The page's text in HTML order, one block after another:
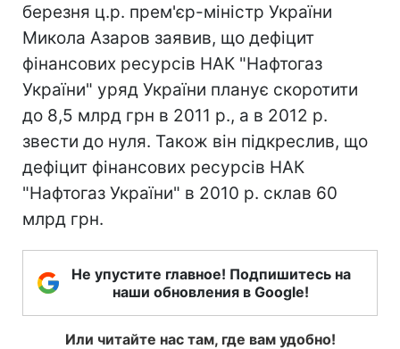
березня ц.р. прем'єр-міністр України
Микола Азаров заявив, що дефіцит
фінансових ресурсів НАК "Нафтогаз
України" уряд України планує скоротити
до 8,5 млрд грн в 2011 р., а в 2012 р.
звести до нуля. Також він підкреслив, що
дефіцит фінансових ресурсів НАК
"Нафтогаз України" в 2010 р. склав 60
млрд грн.
Не упустите главное! Подпишитесь на
наши обновления в Google!
Или читайте нас там, где вам удобно!